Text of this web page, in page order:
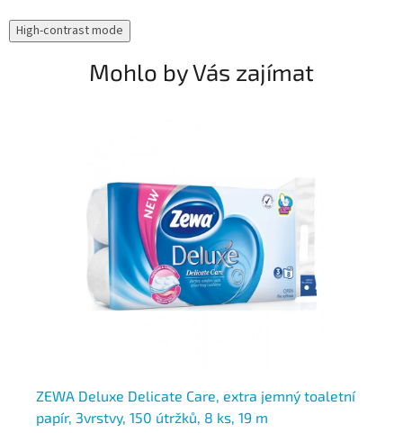
High-contrast mode
Mohlo by Vás zajímat
ZEWA Deluxe Delicate Care, extra jemný toaletní
papír, 3vrstvy, 150 útržků, 8 ks, 19 m